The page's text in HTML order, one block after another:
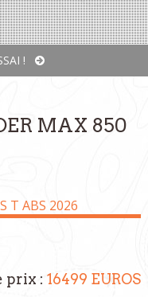
!
MAX 850
prix :16499 EUROS